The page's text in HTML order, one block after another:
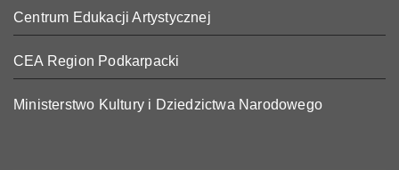
Centrum Edukacji Artystycznej
CEA Region Podkarpacki
Ministerstwo Kultury i Dziedzictwa Narodowego